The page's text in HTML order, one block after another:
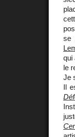
se
qui
le
Je
Il